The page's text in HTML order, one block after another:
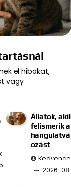
el hibákat,
vagy
Állatok,
felismerik a
ozást
2026-